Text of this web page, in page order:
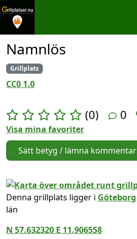
Namnlös
Grillplats
CC0 1.0
(0) 0
Visa mina favoriter
Sätt betyg / lämna kommentar
Denna grillplats ligger i Göteborg
län
N 57.632320 E 11.906558